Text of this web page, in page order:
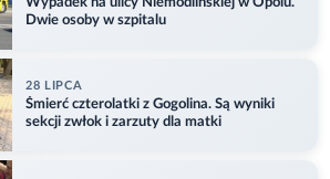
Dwie osoby w szpitalu
28 LIPCA
Śmierć czterolatki z Gogolina. Są wyniki
sekcji zwłok i zarzuty dla matki